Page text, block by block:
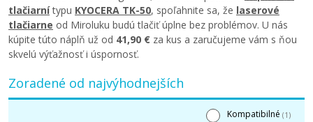
tlačiarnítypu KYOCERA TK-50, spoľahnite sa, že laserové
tlačiarne od Miroluku budú tlačiť úplne bez problémov. U nás
kúpite túto náplň už od 41,90 € za kus a zaručujeme vám s ňou
skvelú výťažnosť i úspornosť.
Zoradené od najvýhodnejších
Kompatibilné (1)